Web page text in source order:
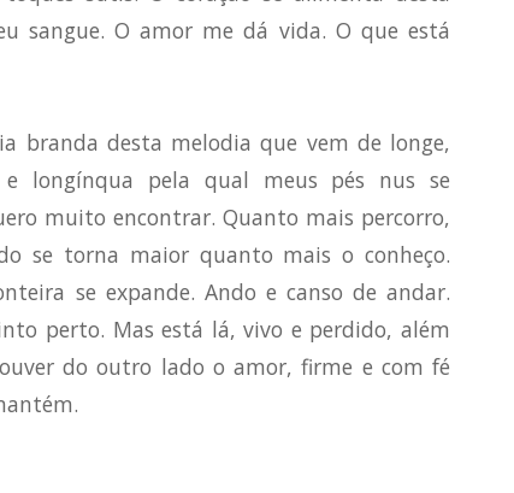
sangue. O amor me dá vida. O que está
branda desta melodia que vem de longe,
longínqua pela qual meus pés nus se
muito encontrar. Quanto mais percorro,
se torna maior quanto mais o conheço.
se expande. Ando e canso de andar.
perto. Mas está lá, vivo e perdido, além
do outro lado o amor, firme e com fé